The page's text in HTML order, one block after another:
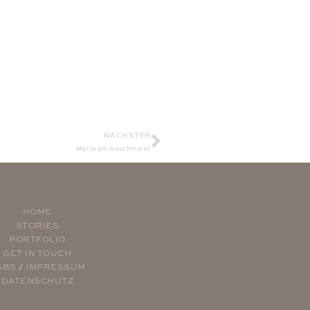
NÄCHSTER
Marija am Naschmarkt
HOME
STORIES
PORTFOLIO
GET IN TOUCH
/ IMPRESSUM
DATENSCHUTZ